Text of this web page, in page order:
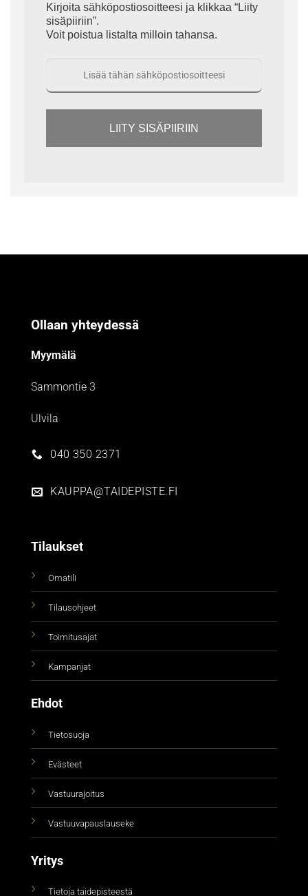
Kirjoita sähköpostiosoitteesi ja klikkaa “Liity
sisäpiiriin”.
Voit poistua listalta milloin tahansa.
LIITY SISÄPIIRIIN
Ollaan yhteydessä
Myymälä
Sammontie 3
Ulvila
040 350 2371
KAUPPA@TAIDEPISTE.FI
Tilaukset
Omatili
Tilausohjeet
Toimitusajat
Kampanjat
Ehdot
Tietosuoja
Evästeet
Vastuurajoitus
Vastuuvapauslauseke
Yritys
Tietoja taidepisteestä